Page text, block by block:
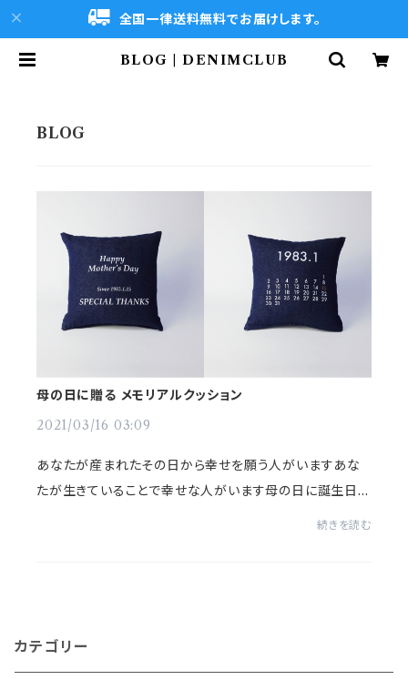
全国一律送料無料でお届けします。
BLOG | DENIMCLUB
母の日に贈る メモリアルクッション
2021/03/16 03:09
あなたが産まれたその日から幸せを願う人がいますあな
たが生きていることで幸せな人がいます母の日に誕生日
を、感謝しよう 2021年の母の日は5月9日（日）です。本物
続きを読む
カテゴリー